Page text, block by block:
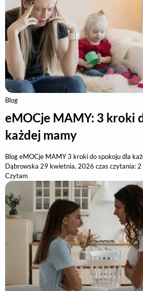
Blog
eMOCje MAMY: 3 kroki
każdej mamy
Blog eMOCje MAMY 3 kroki do spokoju dla
Dąbrowska 29 kwietnia, 2026 czas czytania: 2
Czytam